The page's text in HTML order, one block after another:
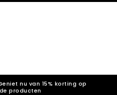
Maak indruk, win stemmen.
nu van 15% korting op
producten